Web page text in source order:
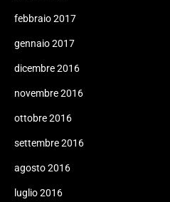
febbraio 2017
gennaio 2017
dicembre 2016
novembre 2016
ottobre 2016
settembre 2016
agosto 2016
luglio 2016